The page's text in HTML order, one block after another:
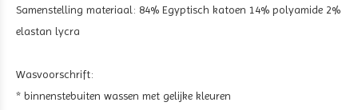
Samenstelling materiaal: 84% Egyptisch katoen 14% polyamide 2%
elastan lycra
Wasvoorschrift:
* binnenstebuiten wassen met gelijke kleuren